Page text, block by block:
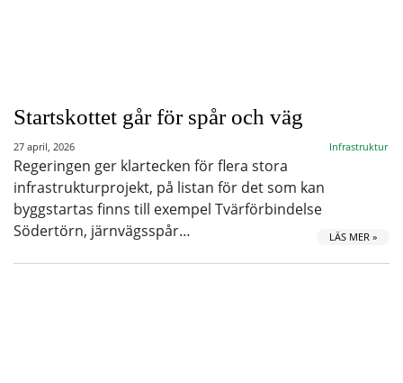
Startskottet går för spår och väg
27 april, 2026 Infrastruktur
Regeringen ger klartecken för flera stora
infrastrukturprojekt, på listan för det som kan
byggstartas finns till exempel Tvärförbindelse
Södertörn, järnvägsspår…
LÄS MER »